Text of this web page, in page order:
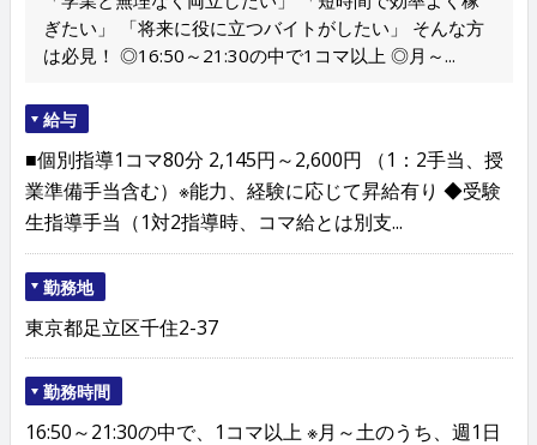
ぎたい」 「将来に役に立つバイトがしたい」 そんな方
は必見！ ◎16:50～21:30の中で1コマ以上 ◎月～...
給与
■個別指導1コマ80分 2,145円～2,600円 （1：2手当、授
業準備手当含む）※能力、経験に応じて昇給有り ◆受験
生指導手当（1対2指導時、コマ給とは別支...
勤務地
東京都足立区千住2-37
勤務時間
16:50～21:30の中で、1コマ以上 ※月～土のうち、週1日